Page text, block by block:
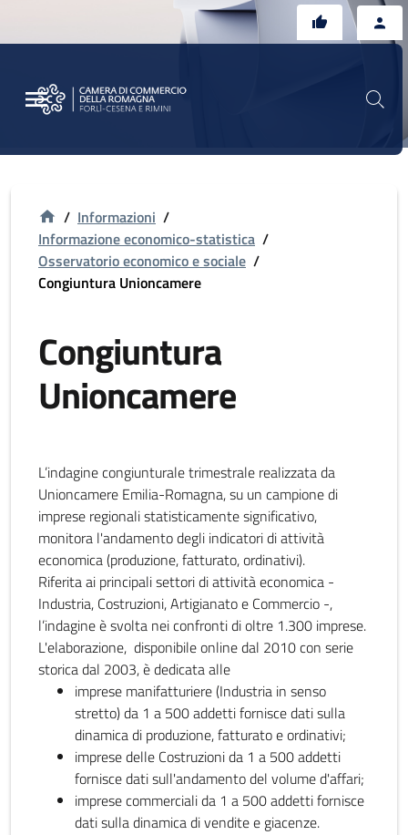
/ Informazioni /
Informazione economico-statistica /
Osservatorio economico e sociale /
Congiuntura Unioncamere
Congiuntura
Unioncamere
L’indagine congiunturale trimestrale realizzata da
Unioncamere Emilia-Romagna, su un campione di
imprese regionali statisticamente significativo,
monitora l'andamento degli indicatori di attività
economica (produzione, fatturato, ordinativi).
Riferita ai principali settori di attività economica -
Industria, Costruzioni, Artigianato e Commercio -,
l’indagine è svolta nei confronti di oltre 1.300 imprese.
L'elaborazione, disponibile online dal 2010 con serie
storica dal 2003, è dedicata alle
imprese manifatturiere (Industria in senso
stretto) da 1 a 500 addetti fornisce dati sulla
dinamica di produzione, fatturato e ordinativi;
imprese delle Costruzioni da 1 a 500 addetti
fornisce dati sull'andamento del volume d'affari;
imprese commerciali da 1 a 500 addetti fornisce
dati sulla dinamica di vendite e giacenze.